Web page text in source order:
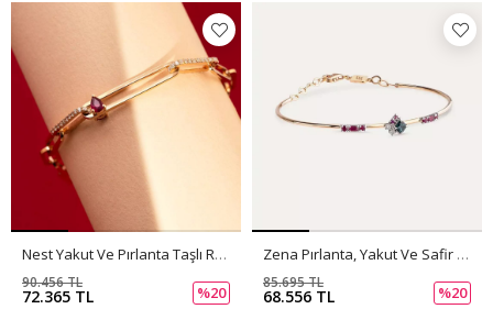
Nest Yakut Ve Pırlanta Taşlı Rose Altın Bileklik
72.365 TL
90.456 TL
%20
Zena Pırlanta, Yakut Ve Safir Taşlı Rose Altın Bileklik
68.556 TL
85.695 TL
%20